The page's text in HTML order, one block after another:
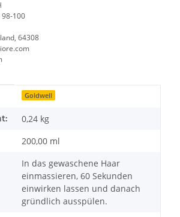
100
64308
Goldwell
0,24 kg
200,00 ml
In das gewaschene Haar
einmassieren, 60 Sekunden
einwirken lassen und danach
gründlich ausspülen.